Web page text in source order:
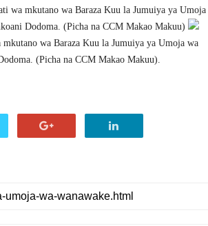
wa mkutano wa Baraza Kuu la Jumuiya ya Umoja
Dodoma. (Picha na CCM Makao Makuu)
wa Baraza Kuu la Jumuiya ya Umoja wa
(Picha na CCM Makao Makuu).